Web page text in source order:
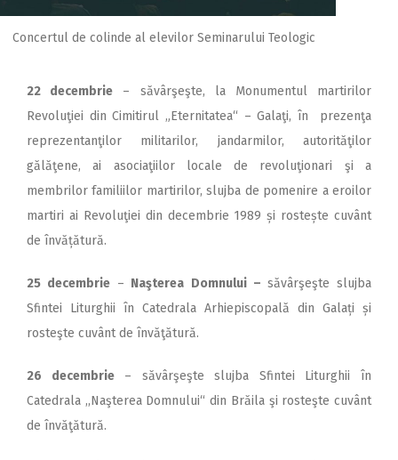
Concertul de colinde al elevilor Seminarului Teologic
22 decembrie – săvârşeşte, la Monumentul martirilor
Revoluţiei din Cimitirul „Eternitatea“ – Galaţi, în prezenţa
reprezentanţilor militarilor, jandarmilor, autorităţilor
gălăţene, ai asociaţiilor locale de revoluţionari şi a
membrilor familiilor martirilor, slujba de pomenire a eroilor
martiri ai Revoluţiei din decembrie 1989 și rostește cuvânt
de învățătură.
25 decembrie – Naşterea Domnului – săvârşeşte slujba
Sfintei Liturghii în Catedrala Arhiepiscopală din Galați și
rosteşte cuvânt de învăţătură.
26 decembrie– săvârşeşte slujba Sfintei Liturghii în
Catedrala ,,Naşterea Domnului“ din Brăila şi rosteşte cuvânt
de învăţătură.